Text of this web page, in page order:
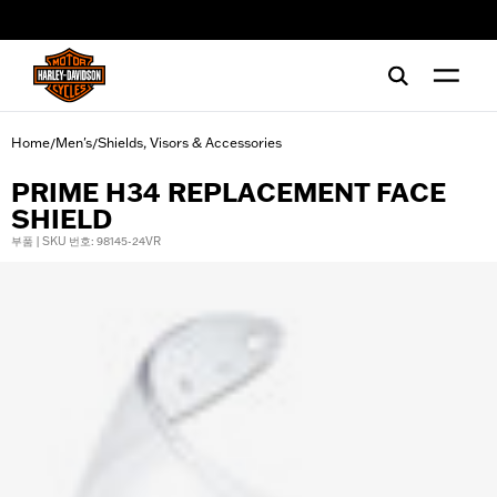
Home/Men's/Shields, Visors & Accessories
PRIME H34 REPLACEMENT FACE
SHIELD
부품 | SKU 번호: 98145-24VR